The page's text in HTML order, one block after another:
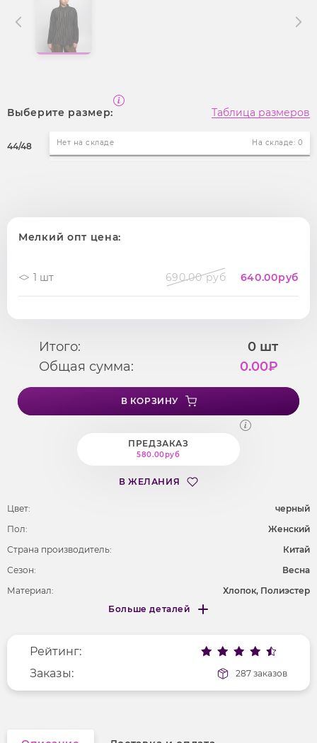
Выберите размер: Таблица размеров
44/48 Нет на складе На складе: 0
Мелкий опт цена:
1 шт 690.00 руб 640.00руб
Итого: 0 шт
Общая сумма:
0.00₽
В КОРЗИНУ
ПРЕДЗАКАЗ
580.00руб
В ЖЕЛАНИЯ
Цвет:
черный
Пол:
Женский
Страна производитель:
Китай
Сезон:
Весна
Материал:
Хлопок, Полиэстер
Фактура материала
текстильный
Длина рукава
длинные
Вырез горловины
отложной воротник
Больше деталей
Меньше деталей
Рейтинг:
Заказы:
287 заказов